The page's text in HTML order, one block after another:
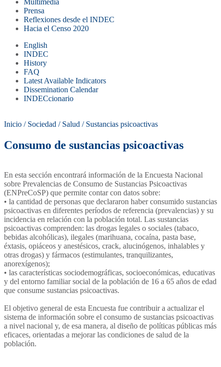
Multimedia
Prensa
Reflexiones desde el INDEC
Hacia el Censo 2020
English
INDEC
History
FAQ
Latest Available Indicators
Dissemination Calendar
INDECcionario
Inicio / Sociedad / Salud / Sustancias psicoactivas
Consumo de sustancias psicoactivas
En esta sección encontrará información de la Encuesta Nacional
sobre Prevalencias de Consumo de Sustancias Psicoactivas
(ENPreCoSP) que permite contar con datos sobre:
• la cantidad de personas que declararon haber consumido sustancias
psicoactivas en diferentes períodos de referencia (prevalencias) y su
incidencia en relación con la población total. Las sustancias
psicoactivas comprenden: las drogas legales o sociales (tabaco,
bebidas alcohólicas), ilegales (marihuana, cocaína, pasta base,
éxtasis, opiáceos y anestésicos, crack, alucinógenos, inhalables y
otras drogas) y fármacos (estimulantes, tranquilizantes,
anorexígenos);
• las características sociodemográficas, socioeconómicas, educativas
y del entorno familiar social de la población de 16 a 65 años de edad
que consume sustancias psicoactivas.
El objetivo general de esta Encuesta fue contribuir a actualizar el
sistema de información sobre el consumo de sustancias psicoactivas
a nivel nacional y, de esa manera, al diseño de políticas públicas más
eficaces, orientadas a mejorar las condiciones de salud de la
población.